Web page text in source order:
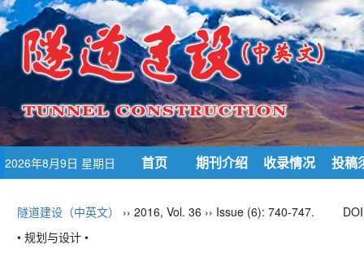
2026年8月9日 星期日 首页 期刊介绍 收录情况 投稿
隧道建设（中英文） ›› 2016, Vol. 36 ›› Issue (6): 740-747.
• 规划与设计 •